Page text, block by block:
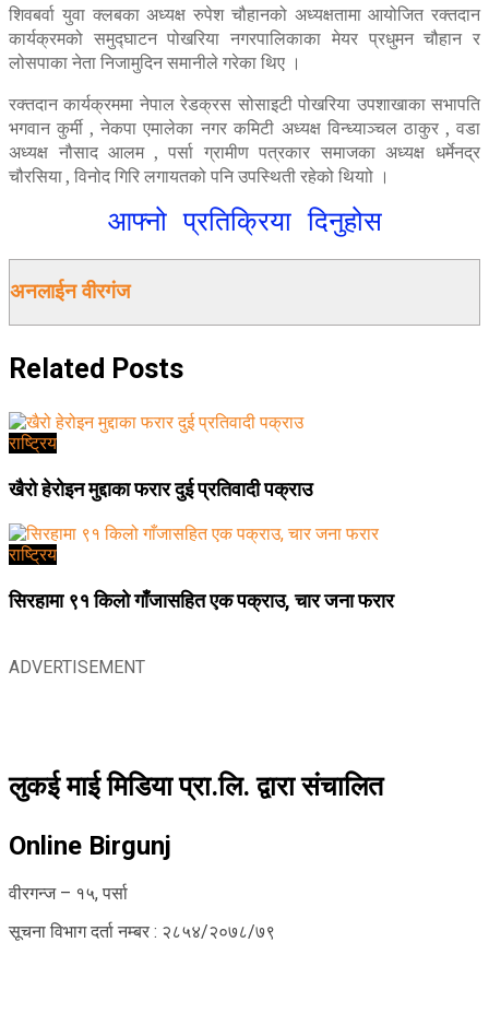
शिवबर्वा युवा क्लबका अध्यक्ष रुपेश चौहानको अध्यक्षतामा आयोजित रक्तदान
कार्यक्रमको समुद्घाटन पोखरिया नगरपालिकाका मेयर प्रधुमन चौहान र
लोसपाका नेता निजामुदिन समानीले गरेका थिए ।
रक्तदान कार्यक्रममा नेपाल रेडक्रस सोसाइटी पोखरिया उपशाखाका सभापति
भगवान कुर्मी , नेकपा एमालेका नगर कमिटी अध्यक्ष विन्ध्याञ्चल ठाकुर , वडा
अध्यक्ष नौसाद आलम , पर्सा ग्रामीण पत्रकार समाजका अध्यक्ष धर्मेनद्र
चौरसिया , विनोद गिरि लगायतको पनि उपस्थिती रहेको थियाो ।
आफ्नो प्रतिक्रिया दिनुहोस
अनलाईन वीरगंज
Related Posts
राष्ट्रिय
खैरो हेरोइन मुद्दाका फरार दुई प्रतिवादी पक्राउ
राष्ट्रिय
सिरहामा ९१ किलो गाँजासहित एक पक्राउ, चार जना फरार
ADVERTISEMENT
लुकई माई मिडिया प्रा.लि. द्वारा संचालित
Online Birgunj
वीरगन्ज – १५, पर्सा
सूचना विभाग दर्ता नम्बर : २८५४/२०७८/७९